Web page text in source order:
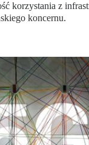
korzystania z
koncernu.